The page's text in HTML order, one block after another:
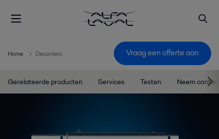
Home Decanters Vraag een offerte aan
Gerelateerde producten Services Testen Neem